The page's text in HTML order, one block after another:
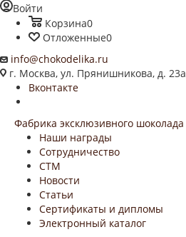
Войти
Корзина0
Отложенные0
info@chokodelika.ru
г. Москва, ул. Прянишникова, д. 23а
Вконтакте
Фабрика эксклюзивного шоколада
Наши награды
Сотрудничество
СТМ
Новости
Статьи
Сертификаты и дипломы
Электронный каталог